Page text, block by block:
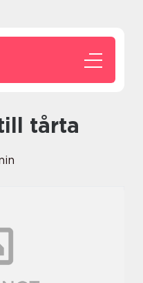
tårta